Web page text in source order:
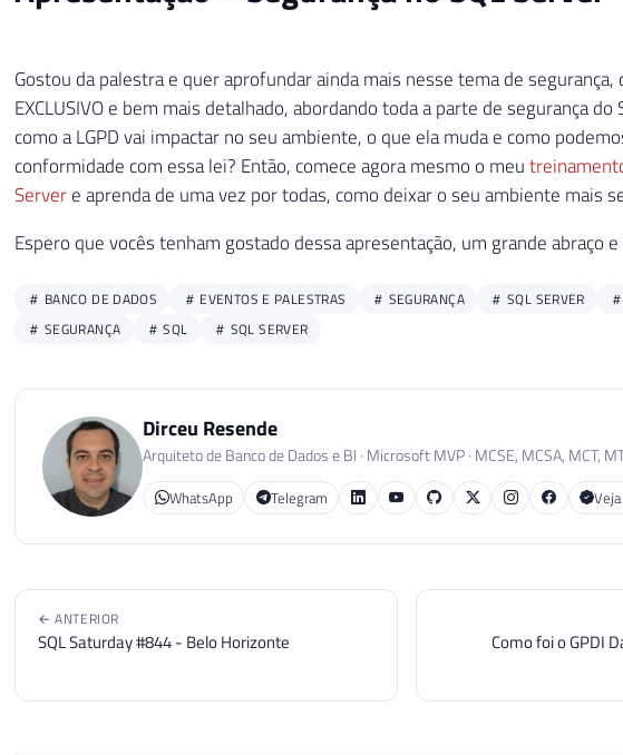
Gostou da palestra e quer aprofundar ainda mais nesse tema de segurança,
EXCLUSIVO e bem mais detalhado, abordando toda a parte de segurança do
como a LGPD vai impactar no seu ambiente, o que ela muda e como
conformidade com essa lei? Então, comece agora mesmo o meu
Servere aprenda de uma vez por todas, como deixar o seu ambiente mais
Espero que vocês tenham gostado dessa apresentação, um grande abraço
BANCO DE DADOS EVENTOS E PALESTRAS SEGURANÇA SQL SERVER
SEGURANÇA
SQL SQL SERVER
Dirceu Resende
Arquiteto de Banco de Dados e BI · Microsoft MVP · MCSE, MCSA, MCT,
WhatsApp Telegram
← ANTERIOR
SQL Saturday #844 - Belo Horizonte
Como foi o GPDI